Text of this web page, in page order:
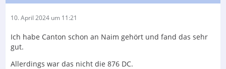
10. April 2024 um 11:21
Ich habe Canton schon an Naim gehört und fand das sehr
gut.
Allerdings war das nicht die 876 DC.